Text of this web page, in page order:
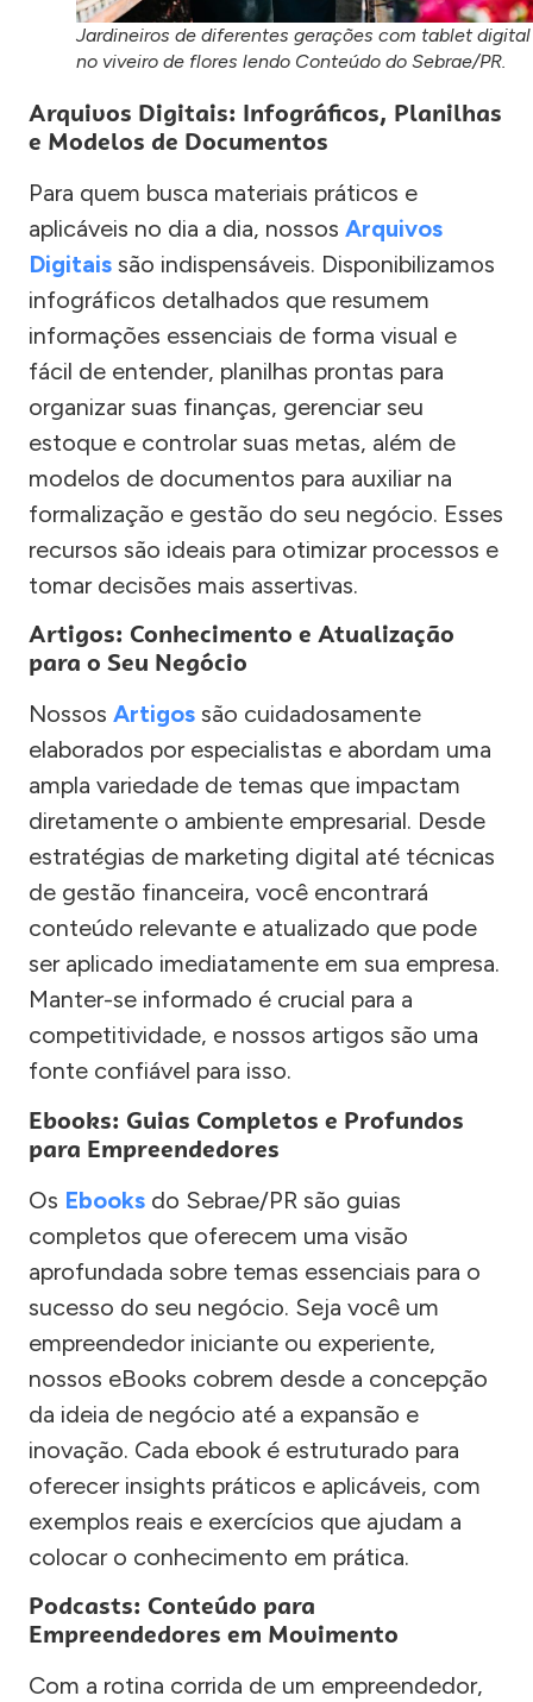
Jardineiros de diferentes gerações com tablet digital
no viveiro de flores lendo Conteúdo do Sebrae/PR.
Arquivos Digitais: Infográficos, Planilhas
e Modelos de Documentos
Para quem busca materiais práticos e
aplicáveis no dia a dia, nossos Arquivos
Digitais são indispensáveis. Disponibilizamos
infográficos detalhados que resumem
informações essenciais de forma visual e
fácil de entender, planilhas prontas para
organizar suas finanças, gerenciar seu
estoque e controlar suas metas, além de
modelos de documentos para auxiliar na
formalização e gestão do seu negócio. Esses
recursos são ideais para otimizar processos e
tomar decisões mais assertivas.
Artigos: Conhecimento e Atualização
para o Seu Negócio
Nossos Artigos são cuidadosamente
elaborados por especialistas e abordam uma
ampla variedade de temas que impactam
diretamente o ambiente empresarial. Desde
estratégias de marketing digital até técnicas
de gestão financeira, você encontrará
conteúdo relevante e atualizado que pode
ser aplicado imediatamente em sua empresa.
Manter-se informado é crucial para a
competitividade, e nossos artigos são uma
fonte confiável para isso.
Ebooks: Guias Completos e Profundos
para Empreendedores
Os Ebooks do Sebrae/PR são guias
completos que oferecem uma visão
aprofundada sobre temas essenciais para o
sucesso do seu negócio. Seja você um
empreendedor iniciante ou experiente,
nossos eBooks cobrem desde a concepção
da ideia de negócio até a expansão e
inovação. Cada ebook é estruturado para
oferecer insights práticos e aplicáveis, com
exemplos reais e exercícios que ajudam a
colocar o conhecimento em prática.
Podcasts: Conteúdo para
Empreendedores em Movimento
Com a rotina corrida de um empreendedor,